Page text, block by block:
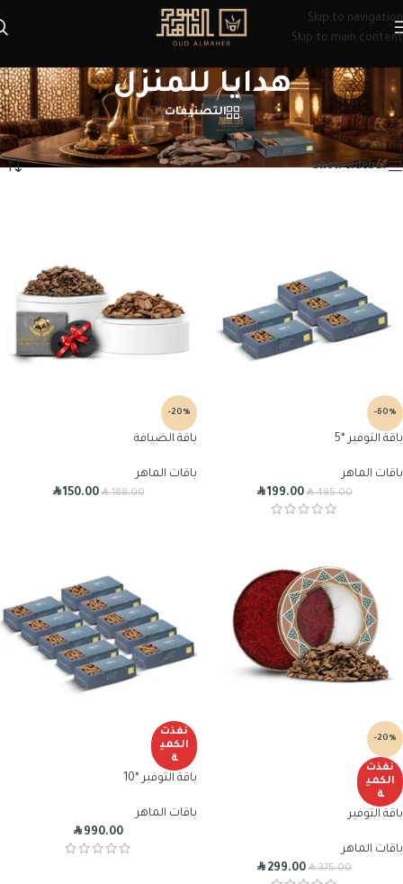
Skip to navigation
Skip to main content
هدايا للمنزل
التصنيفات
الرئيسية/منتجات تحت الوسم “هدايا للمنزل” عرض ⁦5⁩ من كل النتائج
Show sidebar
-60%
باقة التوفير *5
باقات الماهر
R495.00
R199.00
-20%
باقة الضيافة
باقات الماهر
R188.00
R150.00
-20%
نفذت
الكمي
ة
باقة التوفير
باقات الماهر
R375.00
R299.00
نفذت
الكمي
ة
باقة التوفير *10
باقات الماهر
R990.00